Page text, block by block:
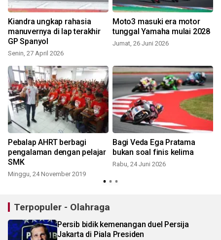
Kiandra ungkap rahasia
manuvernya di lap terakhir
GP Spanyol
Senin, 27 April 2026
Moto3 masuki era motor
tunggal Yamaha mulai 2028
Jumat, 26 Juni 2026
Pebalap AHRT berbagi
pengalaman dengan pelajar
SMK
Minggu, 24 November 2019
Bagi Veda Ega Pratama
bukan soal finis kelima
Rabu, 24 Juni 2026
Terpopuler - Olahraga
Persib bidik kemenangan duel Persija
Jakarta di Piala Presiden